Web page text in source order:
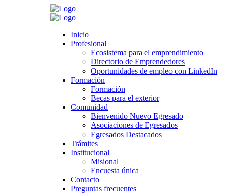
Inicio
Profesional
Ecosistema para el emprendimiento
Directorio de Emprendedores
Oportunidades de empleo con LinkedIn
Formación
Formación
Becas para el exterior
Comunidad
Bienvenido Nuevo Egresado
Asociaciones de Egresados
Egresados Destacados
Trámites
Institucional
Misional
Encuesta única
Contacto
Preguntas frecuentes
Ecosistema para el emprendimiento
Directorio de Emprendedores
Oportunidades de empleo con LinkedIn
Becas para el exterior
Bienvenido Nuevo Egresado
Asociaciones de Egresados
Egresados Destacados
Institucional
Encuesta única
Preguntas frecuentes
Grupos de LinkedIn>Grupos LinkedIn – Facultad
Ciencias Exactas y Naturales
Grupos LinkedIn – Facultad Ciencias
Exactas y Naturales
noviembre 20, 2019
Grupos de LinkedIn
Leave a comment
Grupos de LinkedIn para Egresados